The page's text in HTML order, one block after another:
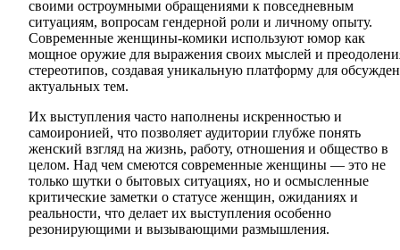
своими остроумными обращениями к повседневным
ситуациям, вопросам гендерной роли и личному опыту.
Современные женщины-комики используют юмор как
мощное оружие для выражения своих мыслей и
стереотипов, создавая уникальную платформу для
актуальных тем.
Их выступления часто наполнены искренностью и
самоиронией, что позволяет аудитории глубже понять
женский взгляд на жизнь, работу, отношения и общество в
целом. Над чем смеются современные женщины — это не
только шутки о бытовых ситуациях, но и осмысленные
критические заметки о статусе женщин, ожиданиях и
реальности, что делает их выступления особенно
резонирующими и вызывающими размышления.